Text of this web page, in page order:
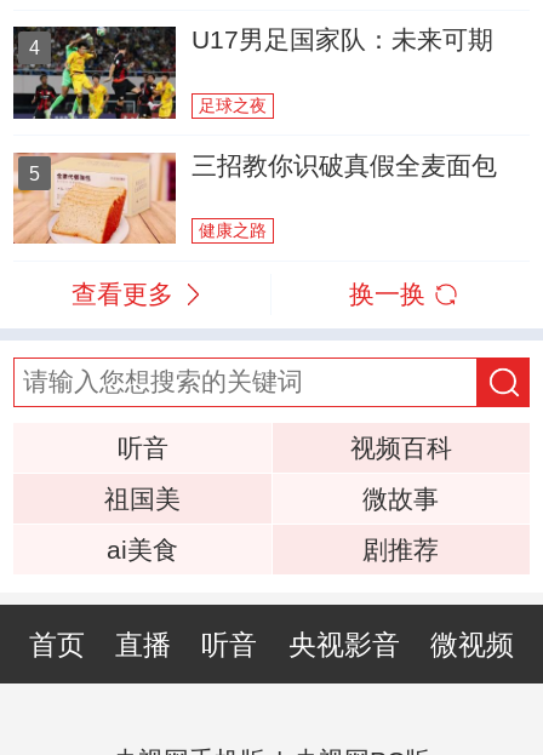
4 U17男足国家队：未来可期
足球之夜
5 三招教你识破真假全麦面包
健康之路
查看更多 换一换
听音
视频百科
祖国美
微故事
ai美食
剧推荐
首页 直播 听音 央视影音 微视频